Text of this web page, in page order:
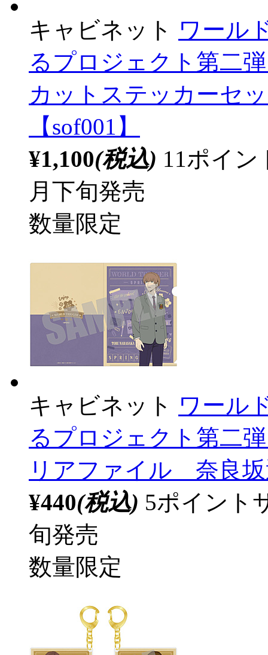
キャビネット ワール
るプロジェクト第二
カットステッカーセ
【sof001】
¥1,100(税込) 11ポイ
月下旬発売
数量限定
キャビネット ワール
るプロジェクト第二
リアファイル 奈良
¥440(税込) 5ポイント
旬発売
数量限定